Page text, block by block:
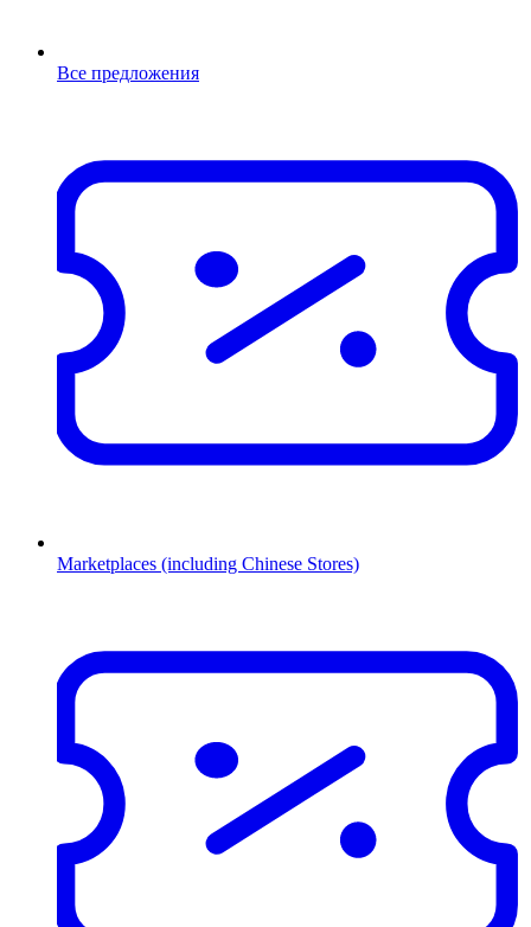
Все предложения
Marketplaces (including Chinese Stores)